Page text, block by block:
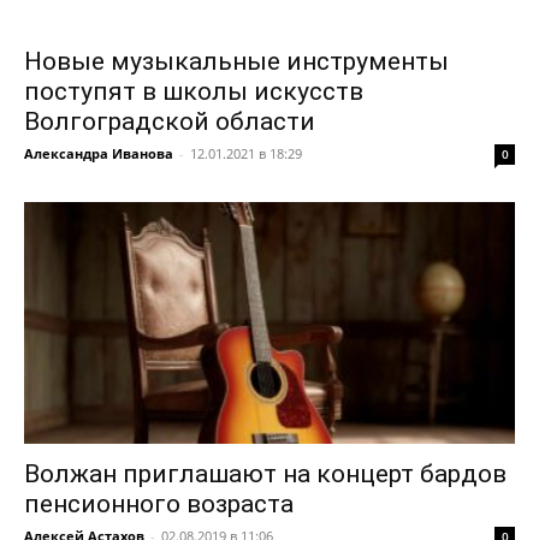
Новые музыкальные инструменты
поступят в школы искусств
Волгоградской области
Александра Иванова - 12.01.2021 в 18:29 0
Волжан приглашают на концерт бардов
пенсионного возраста
Алексей Астахов - 02.08.2019 в 11:06